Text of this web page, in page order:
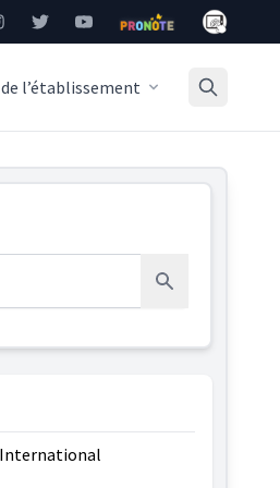
TwitterYouTubePronote Mon
de l’établissement
Rechercher
International